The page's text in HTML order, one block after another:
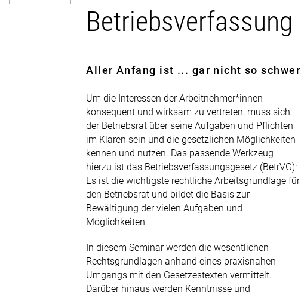
Tel. 0721 9881377-0
E-Mail senden
Betriebsverfassung
Aller Anfang ist ... gar nicht so schwer
Um die Interessen der Arbeitnehmer*innen
konsequent und wirksam zu vertreten, muss sich
der Betriebsrat über seine Aufgaben und Pflichten
im Klaren sein und die gesetzlichen Möglichkeiten
kennen und nutzen. Das passende Werkzeug
hierzu ist das Betriebsverfassungsgesetz (BetrVG):
Es ist die wichtigste rechtliche Arbeitsgrundlage für
den Betriebsrat und bildet die Basis zur
Bewältigung der vielen Aufgaben und
Möglichkeiten.
In diesem Seminar werden die wesentlichen
Rechtsgrundlagen anhand eines praxisnahen
Umgangs mit den Gesetzestexten vermittelt.
Darüber hinaus werden Kenntnisse und